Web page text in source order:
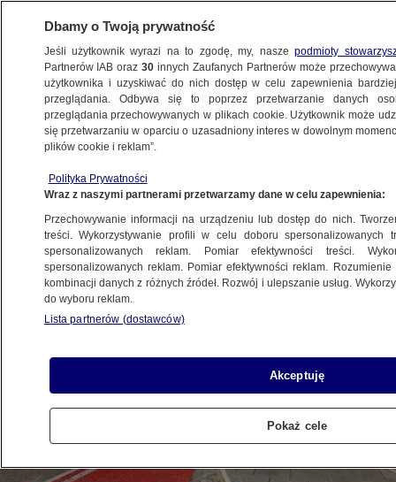
WARSZAWA
MOKOTÓW
odcinek ulicy
19.10.2024, 10:43
Udostępnij
Dbamy o Twoją prywatność
Jeśli użytkownik wyrazi na to zgodę, my, naszepodmioty
Partnerów IAB oraz30 innych Zaufanych Partnerów może
użytkownika i uzyskiwać do nich dostęp w celu zapewnienia
przeglądania. Odbywa się to poprzez przetwarzanie danych
przeglądania przechowywanych w plikach cookie. Użytkownik może
się przetwarzaniu w oparciu o uzasadniony interes w dowolnym
plików cookie i reklam”.
Polityka Prywatności
Wraz z naszymi partnerami przetwarzamy dane w celu zapewnienia:
Przechowywanie informacji na urządzeniu lub dostęp do nich.
treści. Wykorzystywanie profili w celu doboru spersonalizowanych
spersonalizowanych reklam. Pomiar efektywności treści.
spersonalizowanych reklam. Pomiar efektywności reklam.
kombinacji danych z różnych źródeł. Rozwój i ulepszanie usług.
do wyboru reklam.
Lista partnerów (dostawców)
Akceptuję
Pokaż cele